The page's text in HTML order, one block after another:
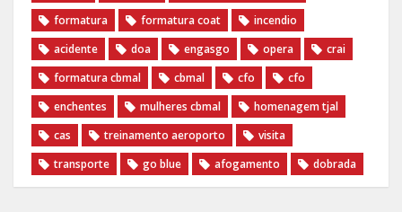
formatura
formatura coat
incendio
acidente
doa engasgo opera
crai
formatura cbmal
cbmal cfo
cfo
enchentes
mulheres cbmal
homenagem tjal
cas
treinamento aeroporto
visita
transporte
go blue afogamento dobrada